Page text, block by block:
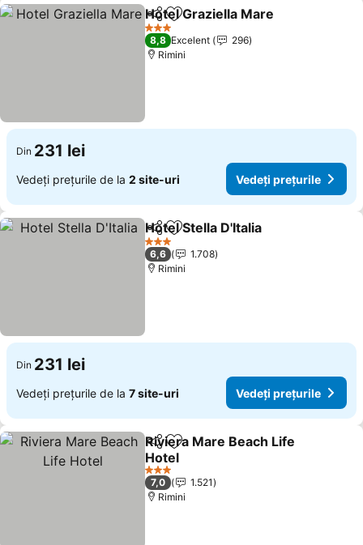
DistribuițiAdăugaţi la favorite
Hotel Graziella Mare
3 Stele
8,8 Excelent
296
Rimini
Din 231 lei
Vedeți prețurile de la 2 site-uri Vedeți prețurile
DistribuițiAdăugaţi la favorite
Hotel Stella D'Italia
3 Stele
6,6
1.708
Rimini
Din 231 lei
Vedeți prețurile de la 7 site-uri Vedeți prețurile
DistribuițiAdăugaţi la favorite
Riviera Mare Beach Life
Hotel
3 Stele
7,0
1.521
Rimini